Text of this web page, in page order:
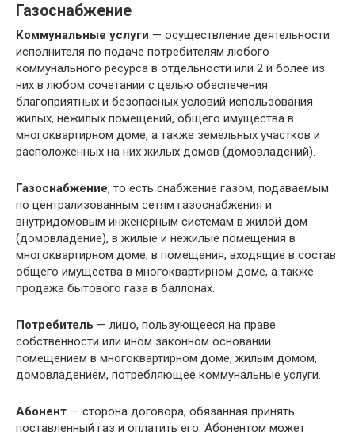
Газоснабжение
Коммунальные услуги — осуществление деятельности
исполнителя по подаче потребителям любого
коммунального ресурса в отдельности или 2 и более из
них в любом сочетании с целью обеспечения
благоприятных и безопасных условий использования
жилых, нежилых помещений, общего имущества в
многоквартирном доме, а также земельных участков и
расположенных на них жилых домов (домовладений).
Газоснабжение, то есть снабжение газом, подаваемым
по централизованным сетям газоснабжения и
внутридомовым инженерным системам в жилой дом
(домовладение), в жилые и нежилые помещения в
многоквартирном доме, в помещения, входящие в состав
общего имущества в многоквартирном доме, а также
продажа бытового газа в баллонах.
Потребитель — лицо, пользующееся на праве
собственности или ином законном основании
помещением в многоквартирном доме, жилым домом,
домовладением, потребляющее коммунальные услуги.
Абонент — сторона договора, обязанная принять
поставленный газ и оплатить его. Абонентом может